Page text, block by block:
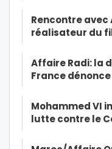
Rencontre
réalisateur du
Affaire Radi: la
France
Mohammed VI
lutte contre le